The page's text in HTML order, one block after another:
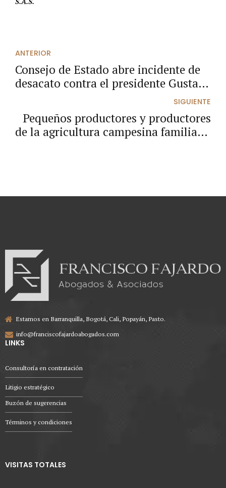
ANTERIOR
Consejo de Estado abre incidente de
desacato contra el presidente Gustavo
Petro por incumplimiento de fallo de
tutela
SIGUIENTE
Pequeños productores y productores
de la agricultura campesina familiar y
Estamos en Barranquilla, Bogotá, Cali, Popayán, Pasto.
info@franciscofajardoabogados.com
LINKS
Consultoría en contratación
Litigio estratégico
Buzón de sugerencias
Términos y condiciones
VISITAS TOTALES